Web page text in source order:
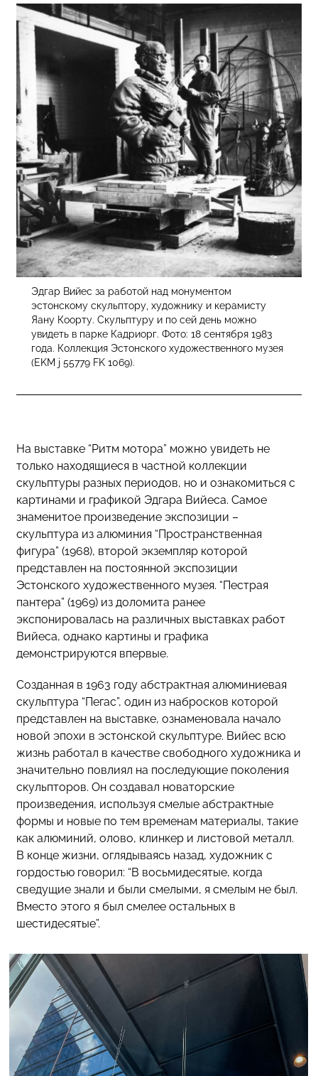
Эдгар Вийес за работой над монументом
эстонскому скульптору, художнику и керамисту
Яану Коорту. Скульптуру и по сей день можно
увидеть в парке Кадриорг. Фото: 18 сентября 1983
года. Коллекция Эстонского художественного музея
(EKM j 55779 FK 1069).
На выставке “Ритм мотора” можно увидеть не
только находящиеся в частной коллекции
скульптуры разных периодов, но и ознакомиться с
картинами и графикой Эдгара Вийеса. Самое
знаменитое произведение экспозиции –
скульптура из алюминия “Пространственная
фигура” (1968), второй экземпляр которой
представлен на постоянной экспозиции
Эстонского художественного музея. “Пестрая
пантера” (1969) из доломита ранее
экспонировалась на различных выставках работ
Вийеса, однако картины и графика
демонстрируются впервые.
Созданная в 1963 году абстрактная алюминиевая
скульптура “Пегас”, один из набросков которой
представлен на выставке, ознаменовала начало
новой эпохи в эстонской скульптуре. Вийес всю
жизнь работал в качестве свободного художника и
значительно повлиял на последующие поколения
скульпторов. Он создавал новаторские
произведения, используя смелые абстрактные
формы и новые по тем временам материалы, такие
как алюминий, олово, клинкер и листовой металл.
В конце жизни, оглядываясь назад, художник с
гордостью говорил: “В восьмидесятые, когда
сведущие знали и были смелыми, я смелым не был.
Вместо этого я был смелее остальных в
шестидесятые”.